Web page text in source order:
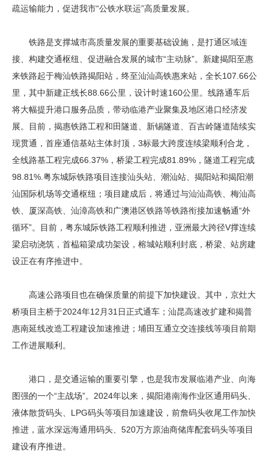
疏运输能力，促进我市“公铁水联运”高质量发展。
铁路是支撑城市高质量发展的重要基础设施，是打通区域连
接、构建交通枢纽、促进融合发展的城市“主动脉”。新建揭阳至惠
来铁路起于梅汕铁路揭阳站，终至汕汕高铁惠来站，全长107.66公
里，其中新建正线长88.66公里，设计时速160公里。线路通车后
将大幅提升港口服务品质，带动临港产业聚集及地区港口经济发
展。目前，揭惠铁路工程和田隧道、新锡隧道、百吉岭隧道陆续实
现贯通，首座通信基站主体封顶，3标最大跨度连续梁顺利合龙，
全线路基工程完成66.37%，桥梁工程完成81.89%，隧道工程完成
98.81%.粤东城际铁路项目连接汕头站、潮汕站、揭阳站和揭阳潮
汕国际机场等交通枢纽；项目建成后，将通过与汕汕高铁、梅汕高
铁、厦深高铁、汕漳高铁和广澳港区铁路等铁路衔接加速畅通“外
循环”。目前，粤东城际铁路工程顺利推进，亚洲最大跨径V撑连续
梁启动浇筑，首榀箱梁成功架设，榕城站顺利封底，桥梁、站房建
设正在有序推进中。
高速公路项目也在确保质量的前提下加快建设。其中，京灶大
桥项目主桥于2024年12月31日正式通车；汕昆高速改扩建和揭普
惠南延线改造工程建设加速推进；埔田互通立交连接线等项目前期
工作进展顺利。
港口，是交通运输的重要引擎，也是我市发展临港产业、向海
图强的一个“主战场”。2024年以来，揭阳港南海作业区通用码头、
液体散货码头、LPG码头等项目加速建设，前詹码头收尾工作加快
推进，蓝水深远海通用码头、520万方原油商储库配套码头等项目
建设有序推进。